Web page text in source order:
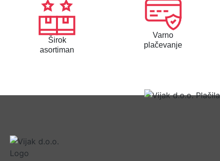
€
0
,
8
Širok
asortiman
Varno
plačevanje